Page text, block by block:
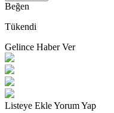
Beğen
Tükendi
Gelince Haber Ver
Listeye EkleYorum Yap